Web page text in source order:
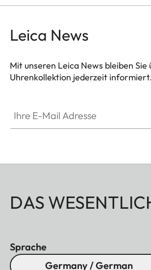
Leica News
Mit unseren Leica News bleiben Sie
Uhrenkollektion jederzeit informiert.
DAS
Sprache
Germany / German